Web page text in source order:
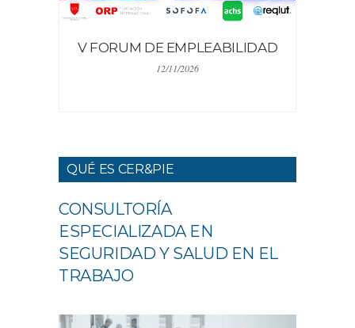
V FORUM DE EMPLEABILIDAD
12/11/2026
QUÉ ES CER&PIE
CONSULTORÍA
ESPECIALIZADA EN
SEGURIDAD Y SALUD EN EL
TRABAJO